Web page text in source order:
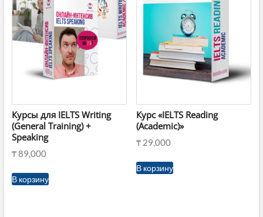
Курсы для IELTS Writing
(General Training) +
Speaking
₸89,000
В корзину
Курс «IELTS Reading
(Academic)»
₸ 29,000
В корзину